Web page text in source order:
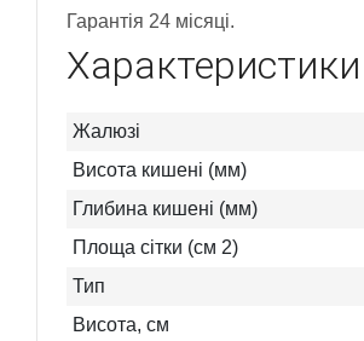
Гарантія 24 місяці.
Характеристики
Жалюзі
Висота кишені (мм)
Глибина кишені (мм)
Площа сітки (см 2)
Тип
Висота, см